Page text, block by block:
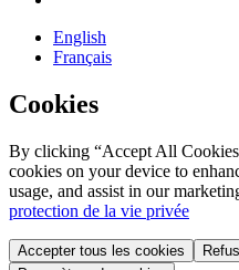
English
Français
Cookies
By clicking “Accept All
cookies on your device to
usage, and assist in our
protection de la vie privée
Accepter tous les cookies